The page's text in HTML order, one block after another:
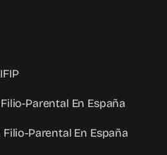
Parental En España
Parental En España